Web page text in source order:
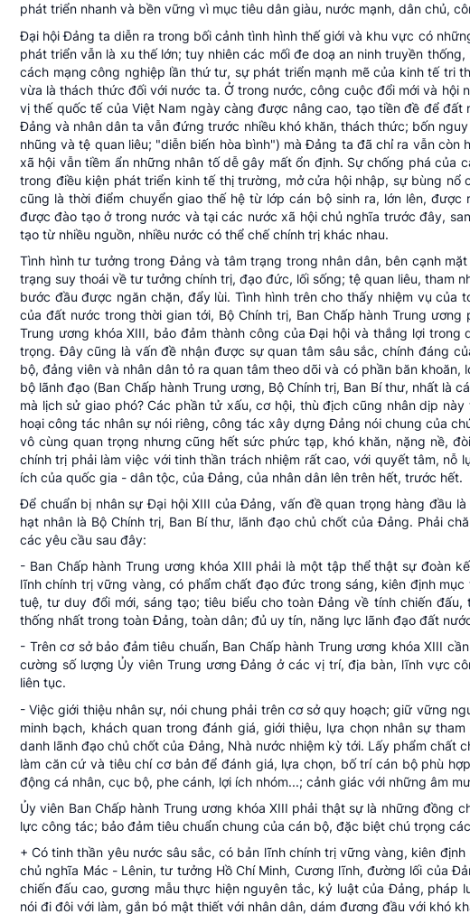
phát triển nhanh và bền vững vì mục tiêu dân giàu, nước mạnh, dân chủ,
Đại hội Đảng ta diễn ra trong bối cảnh tình hình thế giới và khu vực có
phát triển vẫn là xu thế lớn; tuy nhiên các mối đe doạ an ninh truyền
cách mạng công nghiệp lần thứ tư, sự phát triển mạnh mẽ của kinh tế tri
vừa là thách thức đối với nước ta. Ở trong nước, công cuộc đổi mới và
vị thế quốc tế của Việt Nam ngày càng được nâng cao, tạo tiền đề để
Đảng và nhân dân ta vẫn đứng trước nhiều khó khăn, thách thức; bốn
nhũng và tệ quan liêu; "diễn biến hòa bình") mà Đảng ta đã chỉ ra vẫn
xã hội vẫn tiềm ẩn những nhân tố dễ gây mất ổn định. Sự chống phá
trong điều kiện phát triển kinh tế thị trường, mở cửa hội nhập, sự bùng
cũng là thời điểm chuyển giao thế hệ từ lớp cán bộ sinh ra, lớn lên,
được đào tạo ở trong nước và tại các nước xã hội chủ nghĩa trước đây,
tạo từ nhiều nguồn, nhiều nước có thể chế chính trị khác nhau.
Tình hình tư tưởng trong Đảng và tâm trạng trong nhân dân, bên cạnh
trạng suy thoái về tư tưởng chính trị, đạo đức, lối sống; tệ quan liêu, tham
bước đầu được ngăn chặn, đẩy lùi. Tình hình trên cho thấy nhiệm vụ
của đất nước trong thời gian tới, Bộ Chính trị, Ban Chấp hành Trung
Trung ương khóa XIII, bảo đảm thành công của Đại hội và thắng lợi
trọng. Đây cũng là vấn đề nhận được sự quan tâm sâu sắc, chính đáng
bộ, đảng viên và nhân dân tỏ ra quan tâm theo dõi và có phần băn
bộ lãnh đạo (Ban Chấp hành Trung ương, Bộ Chính trị, Ban Bí thư, nhất
mà lịch sử giao phó? Các phần tử xấu, cơ hội, thù địch cũng nhân dịp
hoại công tác nhân sự nói riêng, công tác xây dựng Đảng nói chung của
vô cùng quan trọng nhưng cũng hết sức phức tạp, khó khăn, nặng nề,
chính trị phải làm việc với tinh thần trách nhiệm rất cao, với quyết tâm,
ích của quốc gia - dân tộc, của Đảng, của nhân dân lên trên hết, trước hết.
Để chuẩn bị nhân sự Đại hội XIII của Đảng, vấn đề quan trọng hàng đầu
hạt nhân là Bộ Chính trị, Ban Bí thư, lãnh đạo chủ chốt của Đảng. Phải
các yêu cầu sau đây:
- Ban Chấp hành Trung ương khóa XIII phải là một tập thể thật sự đoàn
lĩnh chính trị vững vàng, có phẩm chất đạo đức trong sáng, kiên định
tuệ, tư duy đổi mới, sáng tạo; tiêu biểu cho toàn Đảng về tính chiến
thống nhất trong toàn Đảng, toàn dân; đủ uy tín, năng lực lãnh đạo đất
- Trên cơ sở bảo đảm tiêu chuẩn, Ban Chấp hành Trung ương khóa XIII
cường số lượng Ủy viên Trung ương Đảng ở các vị trí, địa bàn, lĩnh vực
liên tục.
- Việc giới thiệu nhân sự, nói chung phải trên cơ sở quy hoạch; giữ vững
minh bạch, khách quan trong đánh giá, giới thiệu, lựa chọn nhân sự
danh lãnh đạo chủ chốt của Đảng, Nhà nước nhiệm kỳ tới. Lấy phẩm chất
làm căn cứ và tiêu chí cơ bản để đánh giá, lựa chọn, bố trí cán bộ phù
động cá nhân, cục bộ, phe cánh, lợi ích nhóm...; cảnh giác với những âm
Ủy viên Ban Chấp hành Trung ương khóa XIII phải thật sự là những
lực công tác; bảo đảm tiêu chuẩn chung của cán bộ, đặc biệt chú trọng
+ Có tinh thần yêu nước sâu sắc, có bản lĩnh chính trị vững vàng, kiên
chủ nghĩa Mác - Lênin, tư tưởng Hồ Chí Minh, Cương lĩnh, đường lối của
chiến đấu cao, gương mẫu thực hiện nguyên tắc, kỷ luật của Đảng, pháp
nói đi đôi với làm, gắn bó mật thiết với nhân dân, dám đương đầu với khó